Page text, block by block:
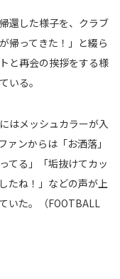
還した様子を、クラブ
帰ってきた！」と綴ら
と再会の挨拶をする様
いる。
はメッシュカラーが入
ンからは「お洒落」
てる」「垢抜けてカッ
たね！」などの声が上
いた。（FOOTBALL